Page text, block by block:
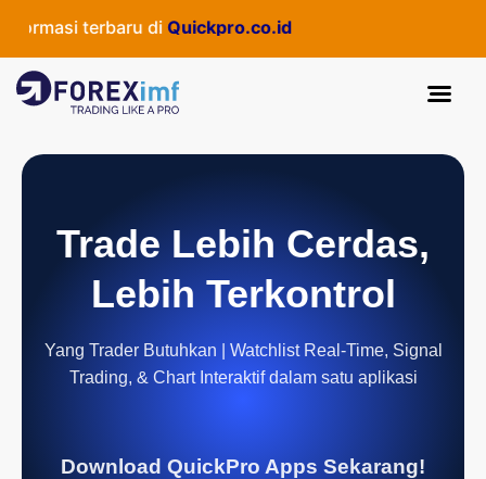
terbaru diQuickpro.co.id
Trade Lebih Cerdas,
Lebih Terkontrol
Yang Trader Butuhkan | Watchlist Real-Time, Signal
Trading, & Chart Interaktif dalam satu aplikasi
Download QuickPro Apps Sekarang!